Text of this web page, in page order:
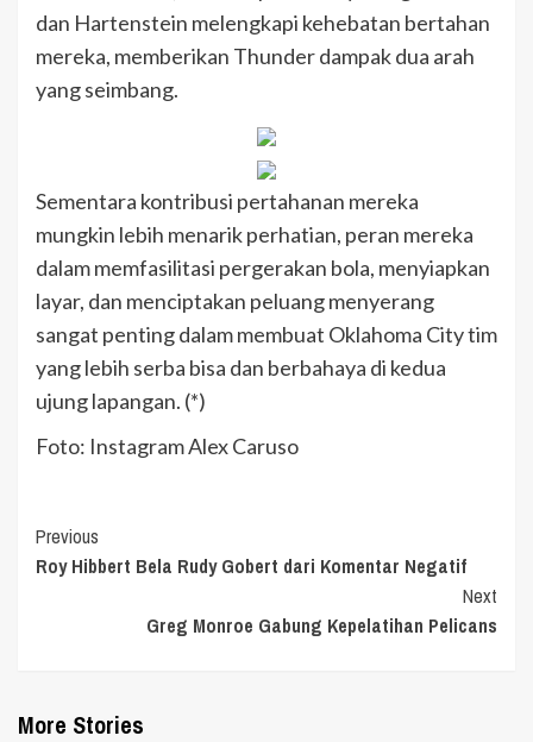
dan Hartenstein melengkapi kehebatan bertahan
mereka, memberikan Thunder dampak dua arah
yang seimbang.
Sementara kontribusi pertahanan mereka
mungkin lebih menarik perhatian, peran mereka
dalam memfasilitasi pergerakan bola, menyiapkan
layar, dan menciptakan peluang menyerang
sangat penting dalam membuat Oklahoma City tim
yang lebih serba bisa dan berbahaya di kedua
ujung lapangan. (*)
Foto: Instagram Alex Caruso
Continue
Reading
Previous
Roy Hibbert Bela Rudy Gobert dari Komentar Negatif
Next
Greg Monroe Gabung Kepelatihan Pelicans
More Stories